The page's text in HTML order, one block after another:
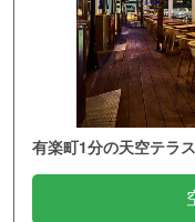
有楽町1分の天空テラ